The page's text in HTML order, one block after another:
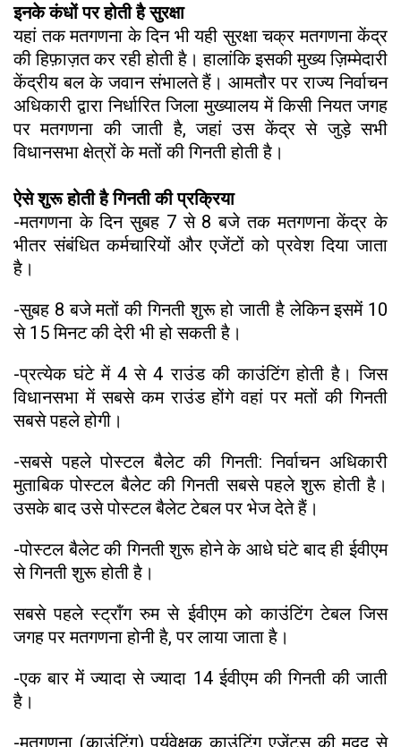
इनके कंधों पर होती है सुरक्षा
यहां तक मतगणना के दिन भी यही सुरक्षा चक्र मतगणना केंद्र
की हिफ़ाज़त कर रही होती है। हालांकि इसकी मुख्य ज़िम्मेदारी
केंद्रीय बल के जवान संभालते हैं। आमतौर पर राज्य निर्वाचन
अधिकारी द्वारा निर्धारित जिला मुख्यालय में किसी नियत जगह
पर मतगणना की जाती है, जहां उस केंद्र से जुड़े सभी
विधानसभा क्षेत्रों के मतों की गिनती होती है।
ऐसे शुरू होती है गिनती की प्रक्रिया
-मतगणना के दिन सुबह 7 से 8 बजे तक मतगणना केंद्र के
भीतर संबंधित कर्मचारियों और एजेंटों को प्रवेश दिया जाता
है।
-सुबह 8 बजे मतों की गिनती शुरू हो जाती है लेकिन इसमें 10
से 15 मिनट की देरी भी हो सकती है।
-प्रत्येक घंटे में 4 से 4 राउंड की काउंटिंग होती है। जिस
विधानसभा में सबसे कम राउंड होंगे वहां पर मतों की गिनती
सबसे पहले होगी।
-सबसे पहले पोस्टल बैलेट की गिनती: निर्वाचन अधिकारी
मुताबिक पोस्टल बैलेट की गिनती सबसे पहले शुरू होती है।
उसके बाद उसे पोस्टल बैलेट टेबल पर भेज देते हैं।
-पोस्टल बैलेट की गिनती शुरू होने के आधे घंटे बाद ही ईवीएम
से गिनती शुरू होती है।
सबसे पहले स्ट्रॉंग रुम से ईवीएम को काउंटिंग टेबल जिस
जगह पर मतगणना होनी है, पर लाया जाता है।
-एक बार में ज्यादा से ज्यादा 14 ईवीएम की गिनती की जाती
है।
-मतगणना (काउंटिंग) पर्यवेक्षक काउंटिंग एजेंट्स की मदद से